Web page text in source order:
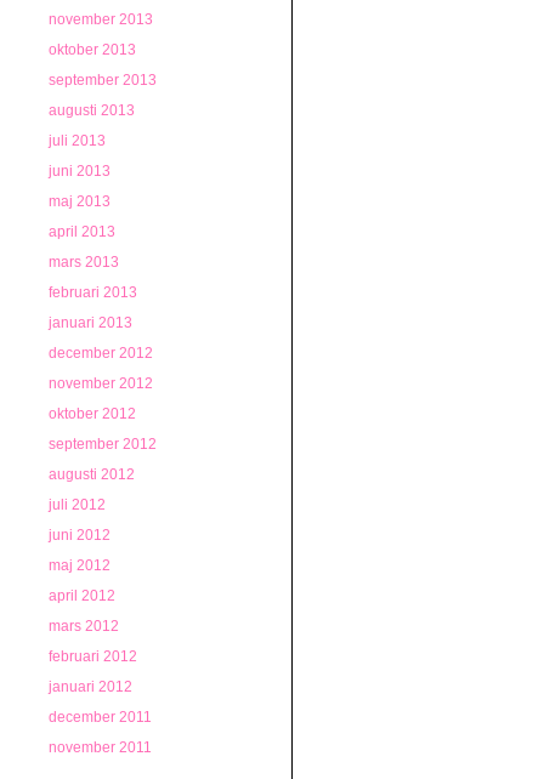
november 2013
oktober 2013
september 2013
augusti 2013
juli 2013
juni 2013
maj 2013
april 2013
mars 2013
februari 2013
januari 2013
december 2012
november 2012
oktober 2012
september 2012
augusti 2012
juli 2012
juni 2012
maj 2012
april 2012
mars 2012
februari 2012
januari 2012
december 2011
november 2011